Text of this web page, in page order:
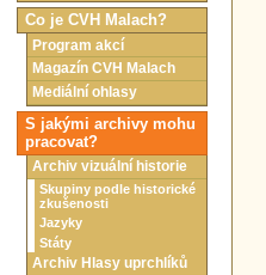
Co je CVH Malach?
Program akcí
Magazín CVH Malach
Mediální ohlasy
S jakými archivy mohu
pracovat?
Archiv vizuální historie
Skupiny podle historické
zkušenosti
Jazyky
Státy
Archiv Hlasy uprchlíků